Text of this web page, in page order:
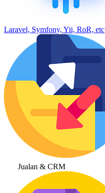
Laravel, Symfony, Yii, RoR, etc
Jualan & CRM